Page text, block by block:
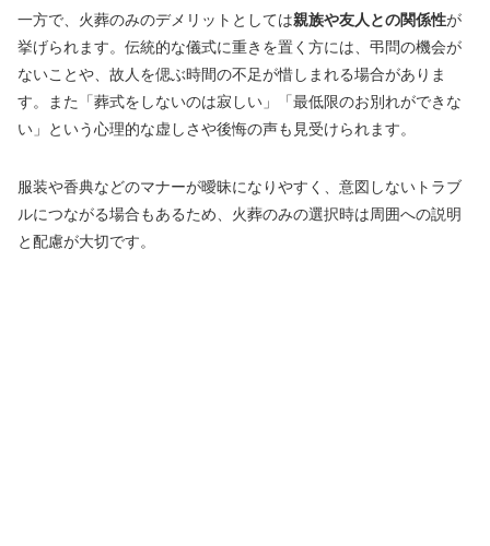
一方で、火葬のみのデメリットとしては親族や友人との関係性が
挙げられます。伝統的な儀式に重きを置く方には、弔問の機会が
ないことや、故人を偲ぶ時間の不足が惜しまれる場合がありま
す。また「葬式をしないのは寂しい」「最低限のお別れができな
い」という心理的な虚しさや後悔の声も見受けられます。
服装や香典などのマナーが曖昧になりやすく、意図しないトラブ
ルにつながる場合もあるため、火葬のみの選択時は周囲への説明
と配慮が大切です。